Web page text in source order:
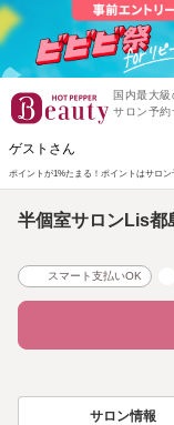
国内最大級
サロン予約
ゲストさん
ポイントが1%たまる！ ポイントはサロン
半個室サロンLis都
スマート支払いOK
サロン情報